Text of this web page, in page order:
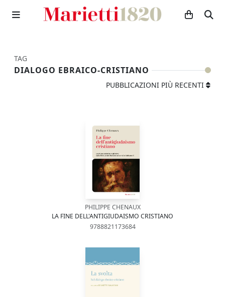
TAG
DIALOGO EBRAICO-CRISTIANO
PUBBLICAZIONI PIÙ RECENTI
PHILIPPE CHENAUX
LA FINE DELL'ANTIGIUDAISMO CRISTIANO
9788821173684